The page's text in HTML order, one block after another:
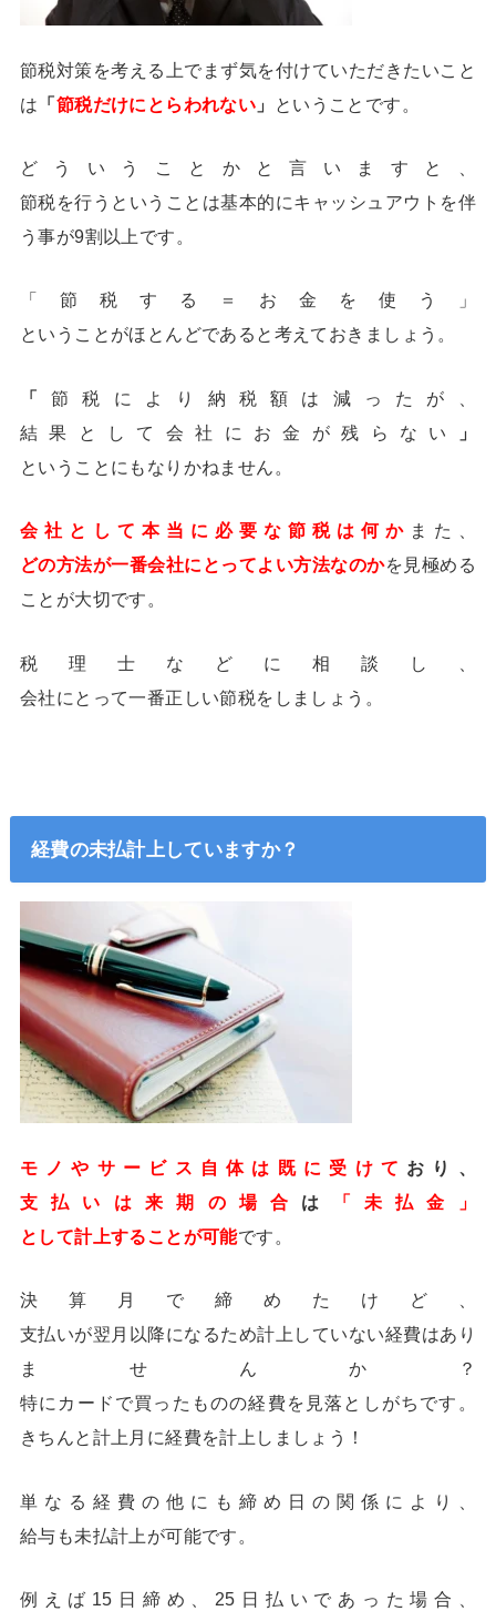
節税対策を考える上でまず気を付けていただきたいこと
は 「節税だけにとらわれない 」 ということです。
どういうことかと言いますと、
節税を行うということは基本的にキャッシュアウトを伴
う事が9割以上です。
「節税する＝お金を使う」
ということがほとんどであると考えておきましょう。
「節税により納税額は減ったが、
結果として会社にお金が残らない
」
ということにもなりかねません。
会社として本当に必要な節税は何か また、
どの方法が一番会社にとってよい方法なのかを見極める
ことが大切です。
税理士などに相談し、
会社にとって一番正しい節税をしましょう。
経費の未払計上していますか？
モノやサービス自体は既に受けて おり、
支払いは来期の場合 は
「未払金」
として計上することが可能です。
決算月で締めたけど、
支払いが翌月以降になるため計上していない経費はあり
ませんか？
特にカードで買ったものの経費を見落としがちです。
きちんと計上月に経費を計上しましょう！
単なる経費の他にも締め日の関係により、
給与も未払計上が可能です。
例えば15日締め、25日払いであった場合、